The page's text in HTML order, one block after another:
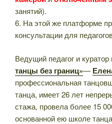
занятий).
6. На этой же платформе
консультации для
Ведущий педагог и куратор
танцы без границ»—
профессиональная
танца, имеет 26 лет
стажа, провела более 15
основанной ею школе